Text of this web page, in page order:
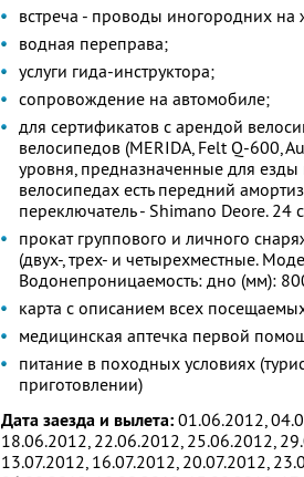
встреча - проводы иногородних на
водная переправа;
услуги гида-инструктора;
сопровождение на автомобиле;
для сертификатов с арендой
велосипедов (MERIDA, Felt Q-600,
уровня, предназначенные для езды
велосипедах есть передний
переключатель - Shimano Deore. 24
прокат группового и личного
(двух-, трех- и четырехместные.
Водонепроницаемость: дно (мм):
карта с описанием всех
медицинская аптечка первой
питание в походных условиях
приготовлении)
Дата заезда и вылета: 01.06.2012,
18.06.2012, 22.06.2012, 25.06.2012,
13.07.2012, 16.07.2012, 20.07.2012,